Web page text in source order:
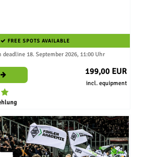
FREE SPOTS AVAILABLE
18. September 2026, 11:00 Uhr
199,00 EUR
incl. equipment